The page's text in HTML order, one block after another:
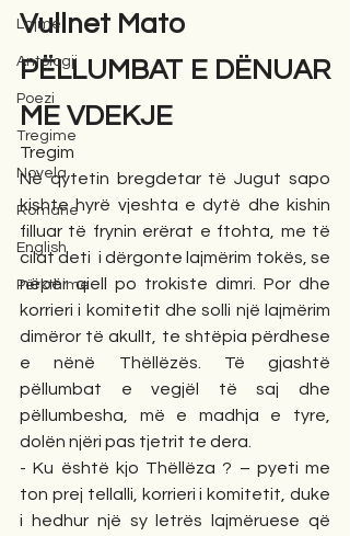
Lajme
Antologji
Poezi
Tregime
Novela
Romane
English
Përkthime
Vullnet Mato
PËLLUMBAT E DËNUAR
ME VDEKJE
Tregim
Në qytetin bregdetar të Jugut sapo
kishte hyrë vjeshta e dytë dhe kishin
filluar të frynin erërat e ftohta, me të
cilat deti  i dërgonte lajmërim tokës, se
nëpër qiell po trokiste dimri. Por dhe
korrieri i komitetit dhe solli një lajmërim
dimëror të akullt, te shtëpia përdhese
e nënë Thëllëzës. Të gjashtë
pëllumbat e vegjël të saj dhe
pëllumbesha, më e madhja e tyre,
dolën njëri pas tjetrit te dera.
- Ku është kjo Thëllëza ? – pyeti me
ton prej tellalli, korrieri i komitetit, duke
i hedhur një sy letrës lajmëruese që